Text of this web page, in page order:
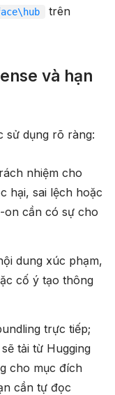
trên
và hạn
sử dụng rõ ràng:
nhiệm cho
hại, sai lệch hoặc
on cần có sự cho
dung xúc phạm,
cố ý tạo thông
trực tiếp;
tải từ Hugging
cho mục đích
cần tự đọc